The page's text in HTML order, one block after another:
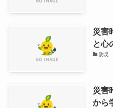
災害
と心
防災
災害
から